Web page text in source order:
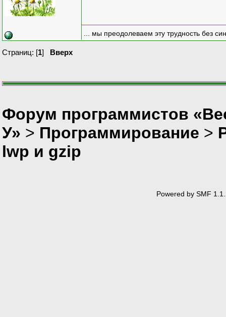
... мы преодолеваем эту трудность без
Страниц: [1] Вверх
Форум программистов
У» > Программирование >
lwp и gzip
Powered by SMF